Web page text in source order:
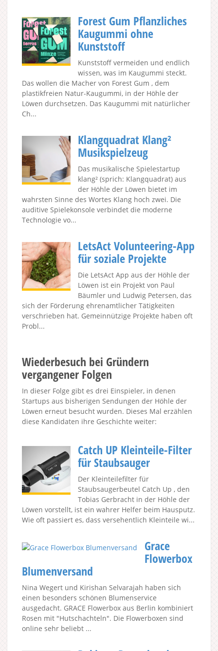
Forest Gum Pflanzliches
Kaugummi ohne
Kunststoff
Kunststoff vermeiden und endlich
wissen, was im Kaugummi steckt.
Das wollen die Macher von Forest Gum , dem
plastikfreien Natur-Kaugummi, in der Höhle der
Löwen durchsetzen. Das Kaugummi mit natürlicher
Ch...
Klangquadrat Klang²
Musikspielzeug
Das musikalische Spielestartup
klang² (sprich: Klangquadrat) aus
der Höhle der Löwen bietet im
wahrsten Sinne des Wortes Klang hoch zwei. Die
auditive Spielekonsole verbindet die moderne
Technologie vo...
LetsAct Volunteering-App
für soziale Projekte
Die LetsAct App aus der Höhle der
Löwen ist ein Projekt von Paul
Bäumler und Ludwig Petersen, das
sich der Förderung ehrenamtlicher Tätigkeiten
verschrieben hat. Gemeinnützige Projekte haben oft
Probl...
Wiederbesuch bei Gründern
vergangener Folgen
In dieser Folge gibt es drei Einspieler, in denen
Startups aus bisherigen Sendungen der Höhle der
Löwen erneut besucht wurden. Dieses Mal erzählen
diese Kandidaten ihre Geschichte weiter:
Catch UP Kleinteile-Filter
für Staubsauger
Der Kleinteilefilter für
Staubsaugerbeutel Catch Up , den
Tobias Gerbracht in der Höhle der
Löwen vorstellt, ist ein wahrer Helfer beim Hausputz.
Wie oft passiert es, dass versehentlich Kleinteile wi...
Grace
Flowerbox
Blumenversand
Nina Wegert und Kirishan Selvarajah haben sich
einen besonders schönen Blumenservice
ausgedacht. GRACE Flowerbox aus Berlin kombiniert
Rosen mit "Hutschachteln". Die Flowerboxen sind
online sehr beliebt ...